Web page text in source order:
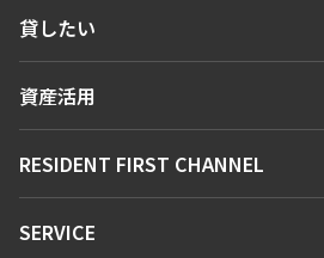
人気エリアから探す
新着情報から探す
貸したい
お問い合わせ
資産活用
お問い合わせ
RESIDENT FIRST CHANNEL
マンションレポート
SERVICE